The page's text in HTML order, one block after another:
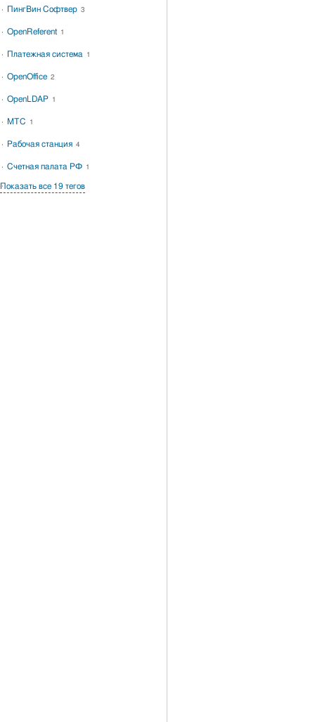
ПингВин Софтвер 3
OpenReferent 1
Платежная система 1
OpenOffice 2
OpenLDAP 1
МТС 1
Рабочая станция 4
Счетная палата РФ 1
Показать все 19 тегов